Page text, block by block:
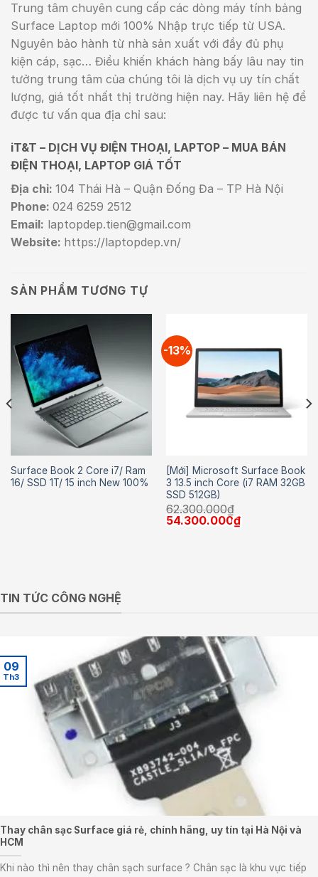
Trung tâm chuyên cung cấp các dòng máy tính bảng
Surface Laptop mới 100% Nhập trực tiếp từ USA.
Nguyên bảo hành từ nhà sản xuất với đầy đủ phụ
kiện cáp, sạc… Điều khiến khách hàng bấy lâu nay tin
tưởng trung tâm của chúng tôi là dịch vụ uy tín chất
lượng, giá tốt nhất thị trường hiện nay. Hãy liên hệ để
được tư vấn qua địa chỉ sau:
iT&T – DỊCH VỤ ĐIỆN THOẠI, LAPTOP – MUA BÁN
ĐIỆN THOẠI, LAPTOP GIÁ TỐT
Địa chỉ: 104 Thái Hà – Quận Đống Đa – TP Hà Nội
Phone: 024 6259 2512
Email: laptopdep.tien@gmail.com
Website: https://laptopdep.vn/
SẢN PHẨM TƯƠNG TỰ
Surface Book 2 Core i7/ Ram
16/ SSD 1T/ 15 inch New 100%
-13%
[Mới] Microsoft Surface Book
3 13.5 inch Core (i7 RAM 32GB
SSD 512GB)
62.300.000₫
Giá
54.300.000₫Giá
hiện
TIN TỨC CÔNG NGHỆ
Thay chân sạc Surface giá rẻ, chính hãng, uy tín tại Hà Nội và
HCM
Khi nào thì nên thay chân sạch surface ? Chân sạc là khu vực tiếp
09
Th3